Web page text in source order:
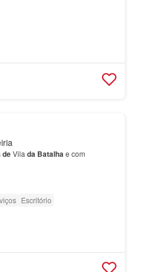
deVila da Batalhae com
Escritório